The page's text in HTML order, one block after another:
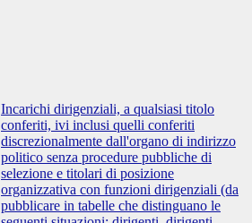
Incarichi dirigenziali, a qualsiasi titolo
conferiti, ivi inclusi quelli conferiti
discrezionalmente dall'organo di indirizzo
politico senza procedure pubbliche di
selezione e titolari di posizione
organizzativa con funzioni dirigenziali (da
pubblicare in tabelle che distinguano le